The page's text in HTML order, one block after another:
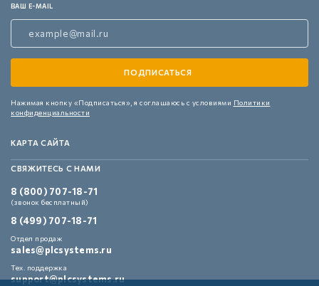
ВАШ E-MAIL
Нажимая кнопку «Подписаться», я соглашаюсь с условиями Политики
конфиденциальности
КАРТА САЙТА
СВЯЖИТЕСЬ С НАМИ
8 (800) 707-18-71
(звонок бесплатный)
8 (499) 707-18-71
Отдел продаж
sales@plcsystems.ru
Тех. поддержка
support@plcsystems.ru